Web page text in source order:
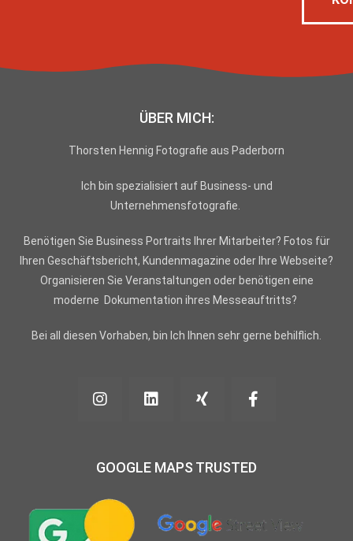
ÜBER MICH:
Thorsten Hennig Fotografie aus Paderborn
Ich bin spezialisiert auf Business- und
Unternehmensfotografie.
Benötigen Sie Business Portraits Ihrer Mitarbeiter? Fotos für
Ihren Geschäftsbericht, Kundenmagazine oder Ihre Webseite?
Organisieren Sie Veranstaltungen oder benötigen eine
moderne Dokumentation ihres Messeauftritts?
Bei all diesen Vorhaben, bin Ich Ihnen sehr gerne behilflich.
GOOGLE MAPS TRUSTED